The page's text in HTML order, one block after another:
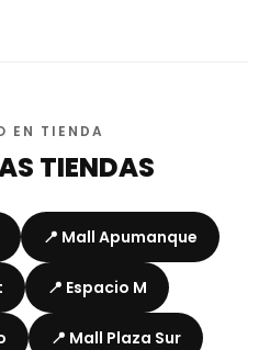
EN TIENDA
TIENDAS
📍 Mall Apumanque
📍 Espacio M
📍 Mall Plaza Sur